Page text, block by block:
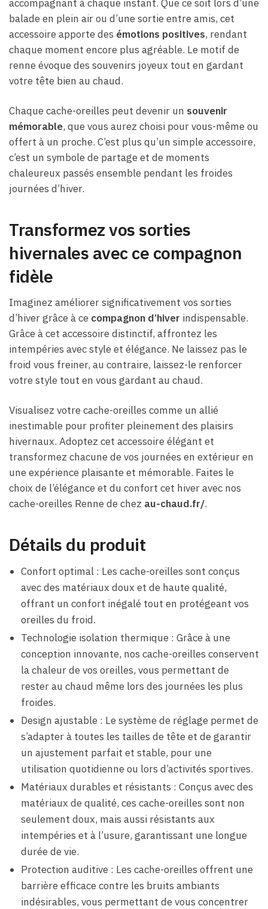
accompagnant à chaque instant. Que ce soit lors d’une
balade en plein air ou d’une sortie entre amis, cet
accessoire apporte des émotions positives, rendant
chaque moment encore plus agréable. Le motif de
renne évoque des souvenirs joyeux tout en gardant
votre tête bien au chaud.
Chaque cache-oreilles peut devenir un souvenir
mémorable, que vous aurez choisi pour vous-même ou
offert à un proche. C’est plus qu’un simple accessoire,
c’est un symbole de partage et de moments
chaleureux passés ensemble pendant les froides
journées d’hiver.
Transformez vos sorties
hivernales avec ce compagnon
fidèle
Imaginez améliorer significativement vos sorties
d’hiver grâce à ce compagnon d’hiver indispensable.
Grâce à cet accessoire distinctif, affrontez les
intempéries avec style et élégance. Ne laissez pas le
froid vous freiner, au contraire, laissez-le renforcer
votre style tout en vous gardant au chaud.
Visualisez votre cache-oreilles comme un allié
inestimable pour profiter pleinement des plaisirs
hivernaux. Adoptez cet accessoire élégant et
transformez chacune de vos journées en extérieur en
une expérience plaisante et mémorable. Faites le
choix de l’élégance et du confort cet hiver avec nos
cache-oreilles Renne de chez au-chaud.fr/.
Détails du produit
Confort optimal : Les cache-oreilles sont conçus
avec des matériaux doux et de haute qualité,
offrant un confort inégalé tout en protégeant vos
oreilles du froid.
Technologie isolation thermique : Grâce à une
conception innovante, nos cache-oreilles conservent
la chaleur de vos oreilles, vous permettant de
rester au chaud même lors des journées les plus
froides.
Design ajustable : Le système de réglage permet de
s’adapter à toutes les tailles de tête et de garantir
un ajustement parfait et stable, pour une
utilisation quotidienne ou lors d’activités sportives.
Matériaux durables et résistants : Conçus avec des
matériaux de qualité, ces cache-oreilles sont non
seulement doux, mais aussi résistants aux
intempéries et à l’usure, garantissant une longue
durée de vie.
Protection auditive : Les cache-oreilles offrent une
barrière efficace contre les bruits ambiants
indésirables, vous permettant de vous concentrer